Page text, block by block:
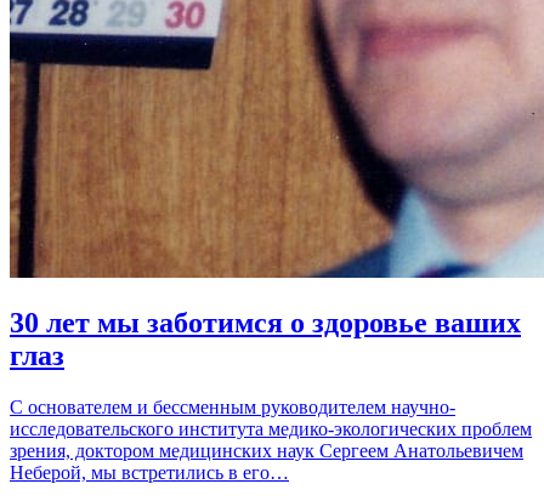
30 лет мы заботимся о здоровье ваших
глаз
С основателем и бессменным руководителем научно-
исследовательского института медико-экологических проблем
зрения, доктором медицинских наук Сергеем Анатольевичем
Неберой, мы встретились в его…